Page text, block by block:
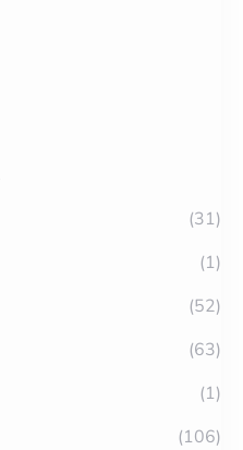
(31)
(1)
(52)
(63)
(1)
(106)